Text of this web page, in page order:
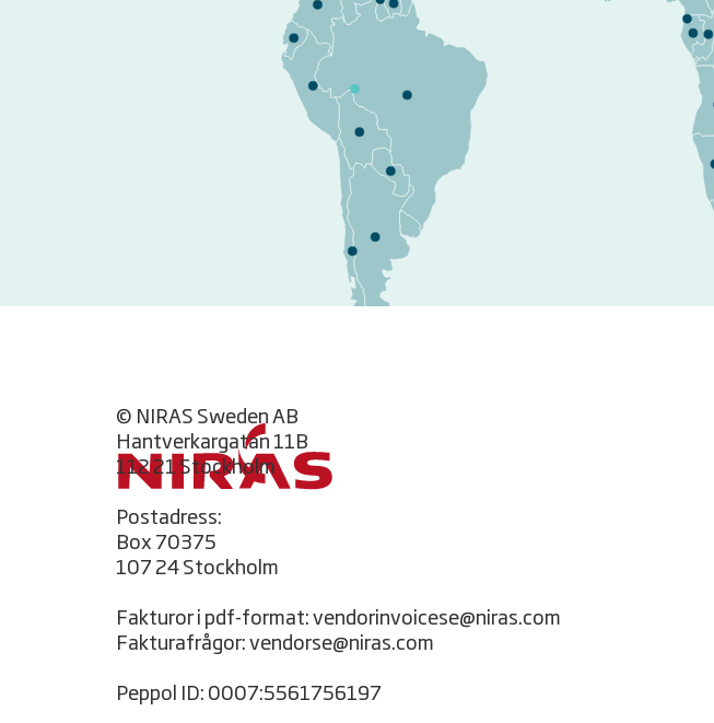
© NIRAS Sweden AB
Hantverkargatan 11B
112 21 Stockholm
Postadress:
Box 70375
107 24 Stockholm
Fakturor i pdf-format: vendorinvoicese@niras.com
Fakturafrågor: vendorse@niras.com
Peppol ID: 0007:5561756197